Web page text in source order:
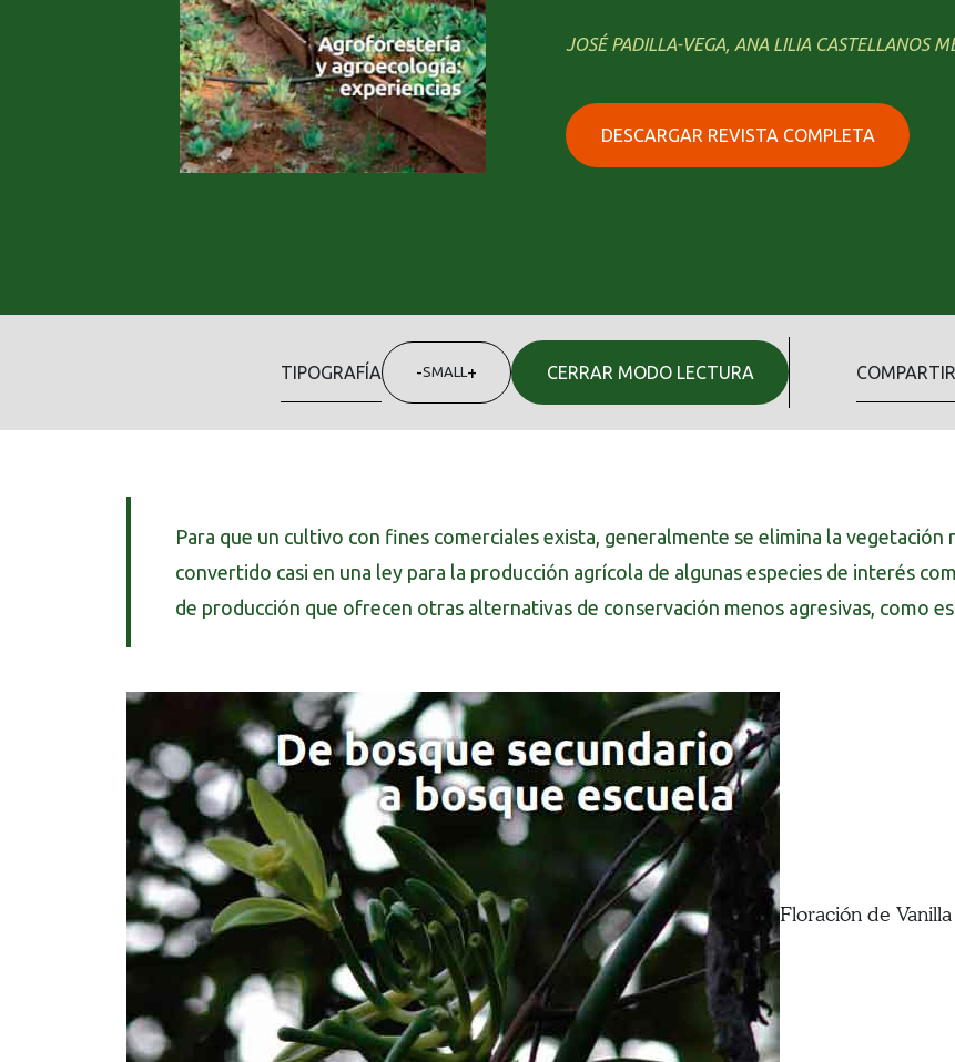
JOSÉ PADILLA-VEGA, ANA LILIA CASTELLANOS
DESCARGAR REVISTA COMPLETA
TIPOGRAFÍA -SMALL + CERRAR MODO LECTURA COMPARTIR
Para que un cultivo con fines comerciales exista, generalmente se elimina la vegetación
convertido casi en una ley para la producción agrícola de algunas especies de interés
de producción que ofrecen otras alternativas de conservación menos agresivas, como
Floración de